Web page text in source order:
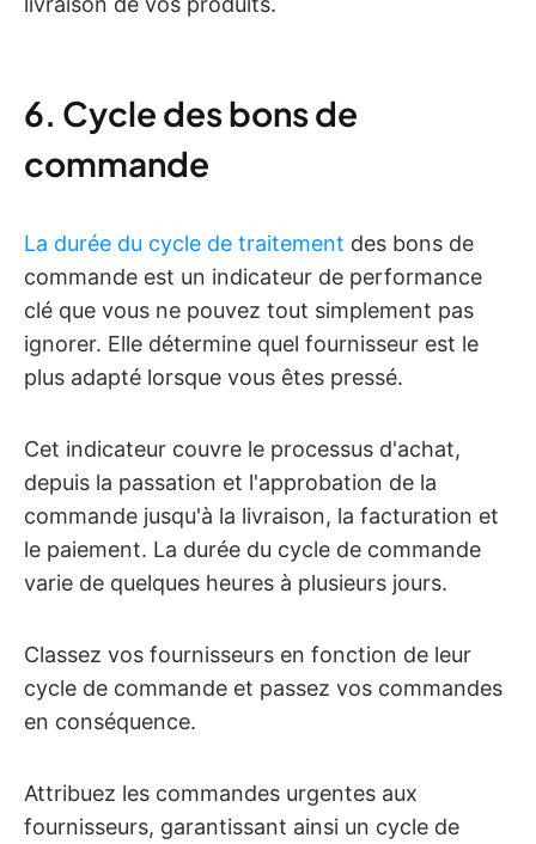
6. Cycle des bons de
commande
La durée du cycle de traitement des bons de
commande est un indicateur de performance
clé que vous ne pouvez tout simplement pas
ignorer. Elle détermine quel fournisseur est le
plus adapté lorsque vous êtes pressé.
Cet indicateur couvre le processus d'achat,
depuis la passation et l'approbation de la
commande jusqu'à la livraison, la facturation et
le paiement. La durée du cycle de commande
varie de quelques heures à plusieurs jours.
Classez vos fournisseurs en fonction de leur
cycle de commande et passez vos commandes
en conséquence.
Attribuez les commandes urgentes aux
fournisseurs, garantissant ainsi un cycle de